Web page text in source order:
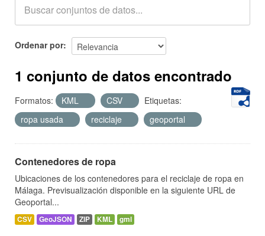
Acerca de
Ordenar por
1 conjunto de datos encontrado
Formatos: KML CSV
Etiquetas:
ropa usada
reciclaje geoportal
Contenedores de ropa
Ubicaciones de los contenedores para el reciclaje de ropa en
Málaga. Previsualización disponible en la siguiente URL de
Geoportal...
CSV GeoJSON ZIP KML gml